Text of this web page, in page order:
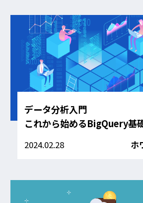
データ分析入門
これから始めるBigQuery基
2024.02.28 ホ